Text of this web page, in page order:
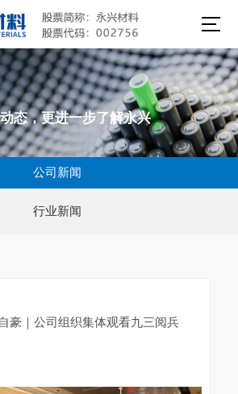
态，更进一步了解永兴
公司新闻
行业新闻
豪｜公司组织集体观看九三阅兵